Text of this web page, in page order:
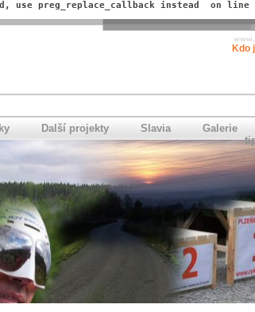
use preg_replace_callback instead  on line
Kdo
Další projekty Slavia Galerie